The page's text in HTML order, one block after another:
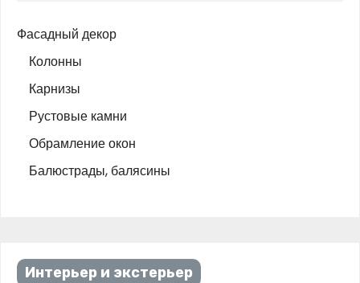
0
Фасадный декор
Колонны
Карнизы
Рустовые камни
Обрамление окон
Балюстрады, балясины
Интерьер и экстерьер